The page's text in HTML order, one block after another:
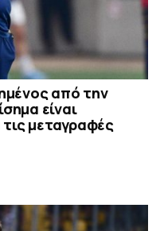
από την
είναι
τις μεταγραφές